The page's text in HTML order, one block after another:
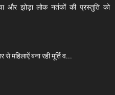
और झोड़ा लोक नर्तकों की प्रस्तुति को
महिलाऐं बना रही मूर्ति व...